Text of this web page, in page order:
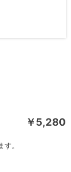
￥5,280
。